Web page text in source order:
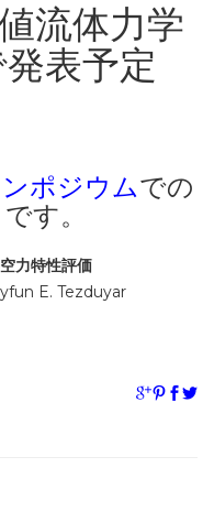
流体力学
表予定
ポジウムでの
す。
力特性評価
E. Tezduyar